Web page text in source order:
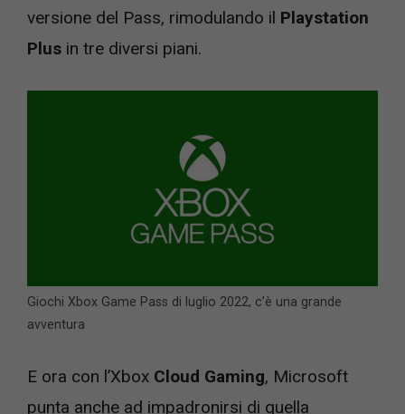
versione del Pass, rimodulando il Playstation
Plus in tre diversi piani.
Giochi Xbox Game Pass di luglio 2022, c’è una grande
avventura
E ora con l’Xbox Cloud Gaming, Microsoft
punta anche ad impadronirsi di quella